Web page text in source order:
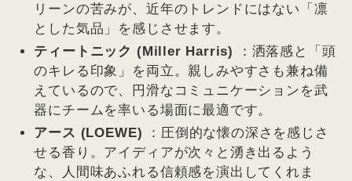
リーンの苦みが、近年のトレンドにはない「凛
とした気品」を感じさせます。
ティートニック (Miller Harris)
：洒落感と「頭
のキレる印象」を両立。親しみやすさも兼ね備
えているので、円滑なコミュニケーションを武
器にチームを率いる場面に最適です。
アース (LOEWE) ：圧倒的な懐の深さを感じさ
せる香り。アイディアが次々と湧き出るよう
な、人間味あふれる信頼感を演出してくれま